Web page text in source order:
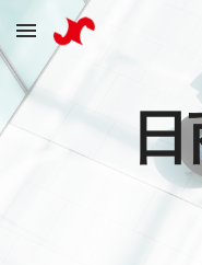
Skip to main content